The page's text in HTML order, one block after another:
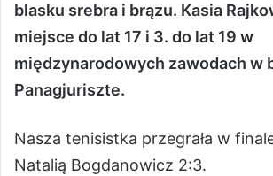
blasku srebra i brązu. Kasia
miejsce do lat 17 i 3. do lat 19 w
międzynarodowych zawodach w
Panagjuriszte.
Nasza tenisistka przegrała w
Natalią Bogdanowicz 2:3.